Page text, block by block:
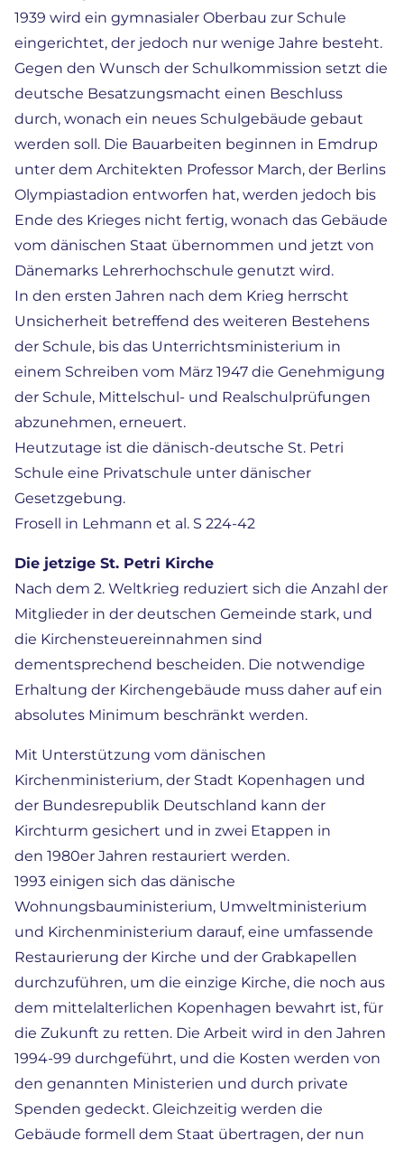
1939 wird ein gymnasialer Oberbau zur Schule
eingerichtet, der jedoch nur wenige Jahre besteht.
Gegen den Wunsch der Schulkommission setzt die
deutsche Besatzungsmacht einen Beschluss
durch, wonach ein neues Schulgebäude gebaut
werden soll. Die Bauarbeiten beginnen in Emdrup
unter dem Architekten Professor March, der Berlins
Olympiastadion entworfen hat, werden jedoch bis
Ende des Krieges nicht fertig, wonach das Gebäude
vom dänischen Staat übernommen und jetzt von
Dänemarks Lehrerhochschule genutzt wird.
In den ersten Jahren nach dem Krieg herrscht
Unsicherheit betreffend des weiteren Bestehens
der Schule, bis das Unterrichtsministerium in
einem Schreiben vom März 1947 die Genehmigung
der Schule, Mittelschul- und Realschulprüfungen
abzunehmen, erneuert.
Heutzutage ist die dänisch-deutsche St. Petri
Schule eine Privatschule unter dänischer
Gesetzgebung.
Frosell in Lehmann et al. S 224-42
Die jetzige St. Petri Kirche
Nach dem 2. Weltkrieg reduziert sich die Anzahl der
Mitglieder in der deutschen Gemeinde stark, und
die Kirchensteuereinnahmen sind
dementsprechend bescheiden. Die notwendige
Erhaltung der Kirchengebäude muss daher auf ein
absolutes Minimum beschränkt werden.
Mit Unterstützung vom dänischen
Kirchenministerium, der Stadt Kopenhagen und
der Bundesrepublik Deutschland kann der
Kirchturm gesichert und in zwei Etappen in
den 1980er Jahren restauriert werden.
1993 einigen sich das dänische
Wohnungsbauministerium, Umweltministerium
und Kirchenministerium darauf, eine umfassende
Restaurierung der Kirche und der Grabkapellen
durchzuführen, um die einzige Kirche, die noch aus
dem mittelalterlichen Kopenhagen bewahrt ist, für
die Zukunft zu retten. Die Arbeit wird in den Jahren
1994-99 durchgeführt, und die Kosten werden von
den genannten Ministerien und durch private
Spenden gedeckt. Gleichzeitig werden die
Gebäude formell dem Staat übertragen, der nun